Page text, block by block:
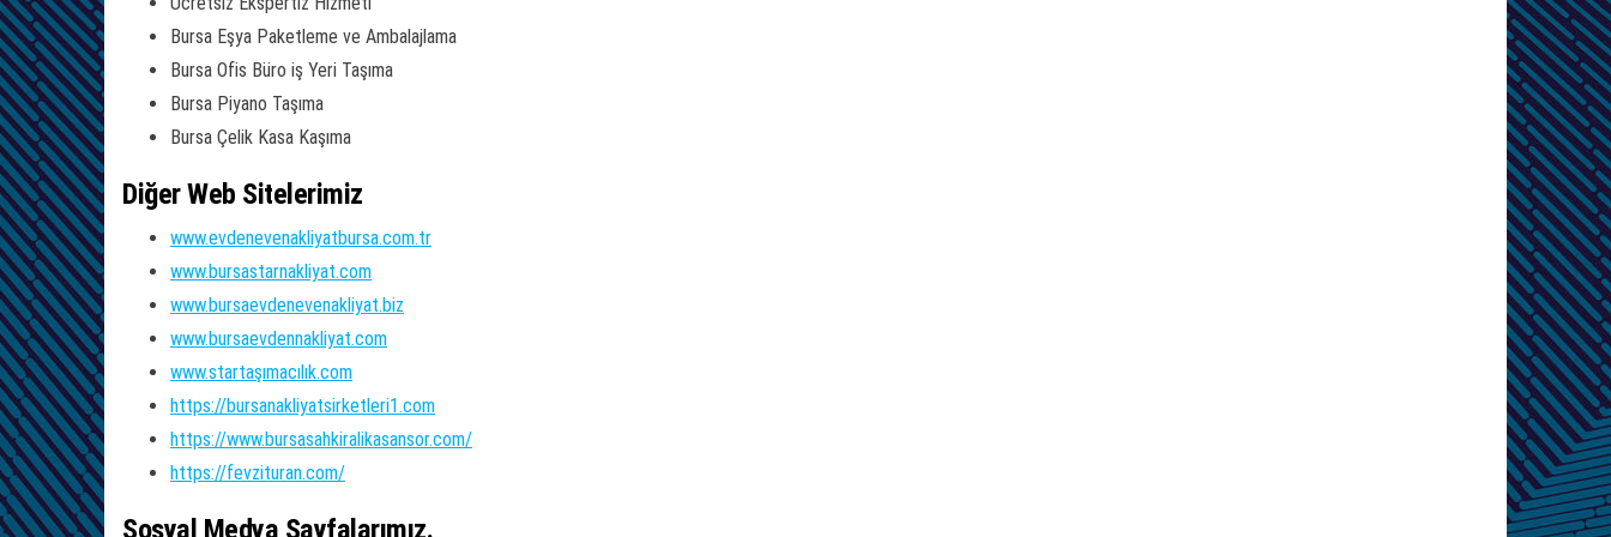
Bursa Eşya Paketleme ve Ambalajlama
Bursa Ofis Büro iş Yeri Taşıma
Bursa Piyano Taşıma
Bursa Çelik Kasa Kaşıma
Diğer Web Sitelerimiz
www.evdenevenakliyatbursa.com.tr
www.bursastarnakliyat.com
www.bursaevdenevenakliyat.biz
www.bursaevdennakliyat.com
www.startaşımacılık.com
https://bursanakliyatsirketleri1.com
https://www.bursasahkiralikasansor.com/
https://fevzituran.com/
Sosyal Medya Sayfalarımız.